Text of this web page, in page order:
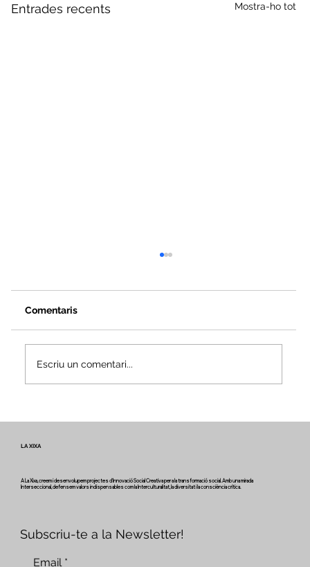
Entrades recents Mostra-ho tot
Comentaris
Escriu un comentari...
LA XIXA
A La Xixa, creem i desenvolupem projectes d'Innovació Social Creativa per a la transformació social. Amb una mirada
Interseccional, defensem valors indispensables com la Interculturalitat, la diversitat i la consciència crítica.
Subscriu-te a la Newsletter!
Email *